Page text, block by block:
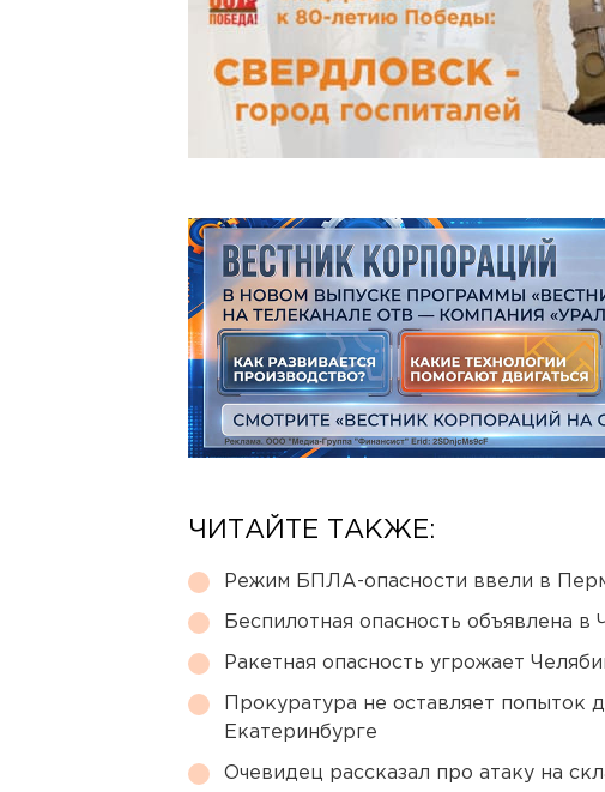
ЧИТАЙТЕ ТАКЖЕ:
Режим БПЛА-опасности ввели в
Беспилотная опасность объявлена в
Ракетная опасность угрожает
Прокуратура не оставляет
Екатеринбурге
Очевидец рассказал про атаку на